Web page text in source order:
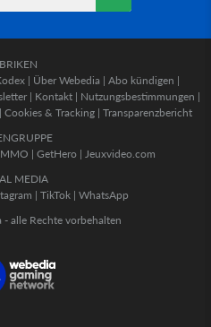
| Über Webedia | Abo kündigen |
| Kontakt | Nutzungsbestimmungen |
| Cookies & Tracking | Transparenzbericht
| GetHero | Jeuxvideo.com
MEDIA
| TikTok | WhatsApp
alle Rechte vorbehalten